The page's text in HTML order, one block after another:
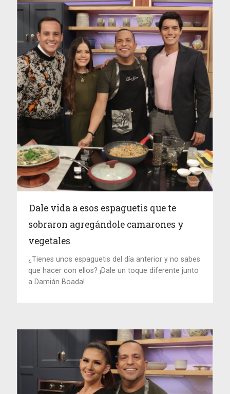
Dale vida a esos espaguetis que te
sobraron agregándole camarones y
vegetales
¿Tienes unos espaguetis del día anterior y no sabes
que hacer con ellos? ¡Dale un toque diferente junto
a Damián Boada!